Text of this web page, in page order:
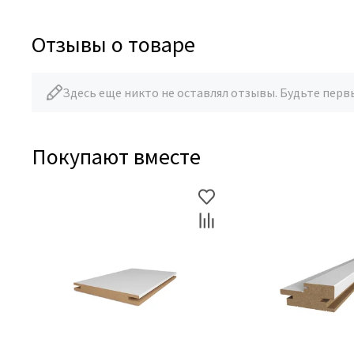
Отзывы о товаре
Здесь еще никто не оставлял отзывы. Будьте
Покупают вместе